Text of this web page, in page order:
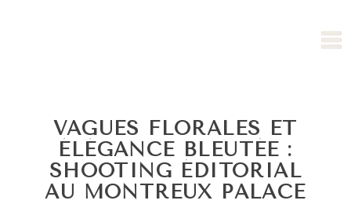
VAGUES FLORALES ET
ÉLÉGANCE BLEUTÉE :
SHOOTING ÉDITORIAL
AU MONTREUX PALACE